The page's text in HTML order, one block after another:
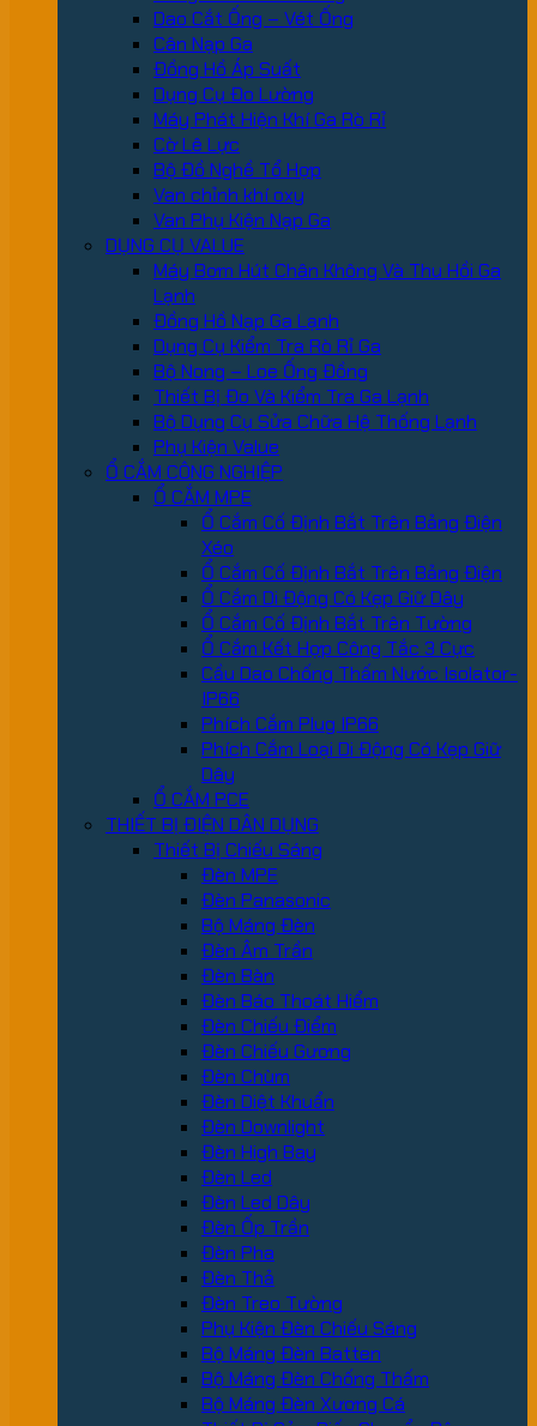
Dao Cắt Ống – Vét Ống
Cân Nạp Ga
Đồng Hồ Áp Suất
Dụng Cụ Đo Lường
Máy Phát Hiện Khí Ga Rò Rỉ
Cờ Lê Lực
Bộ Đồ Nghề Tổ Hợp
Van chỉnh khí oxy
Van Phụ Kiện Nạp Ga
DỤNG CỤ VALUE
Máy Bơm Hút Chân Không Và Thu Hồi Ga
Lạnh
Đồng Hồ Nạp Ga Lạnh
Dụng Cụ Kiểm Tra Rò Rỉ Ga
Bộ Nong – Loe Ống Đồng
Thiết Bị Đo Và Kiểm Tra Ga Lạnh
Bộ Dụng Cụ Sửa Chữa Hệ Thống Lạnh
Phụ Kiện Value
Ổ CẮM CÔNG NGHIỆP
Ổ CẮM MPE
Ổ Cắm Cố Định Bắt Trên Bảng Điện
Xéo
Ổ Cắm Cố Định Bắt Trên Bảng Điện
Ổ Cắm Di Động Có Kẹp Giữ Dây
Ổ Cắm Cố Định Bắt Trên Tường
Ổ Cắm Kết Hợp Công Tắc 3 Cực
Cầu Dao Chống Thấm Nước Isolator-
IP66
Phích Cắm Plug IP66
Phích Cắm Loại Di Động Có Kẹp Giữ
Dây
Ổ CẮM PCE
THIẾT BỊ ĐIỆN DÂN DỤNG
Thiết Bị Chiếu Sáng
Đèn MPE
Đèn Panasonic
Bộ Máng Đèn
Đèn Âm Trần
Đèn Bàn
Đèn Báo Thoát Hiểm
Đèn Chiếu Điểm
Đèn Chiếu Gương
Đèn Chùm
Đèn Diệt Khuẩn
Đèn Downlight
Đèn High Bay
Đèn Led
Đèn Led Dây
Đèn Ốp Trần
Đèn Pha
Đèn Thả
Đèn Treo Tường
Phụ Kiện Đèn Chiếu Sáng
Bộ Máng Đèn Batten
Bộ Máng Đèn Chống Thấm
Bộ Máng Đèn Xương Cá